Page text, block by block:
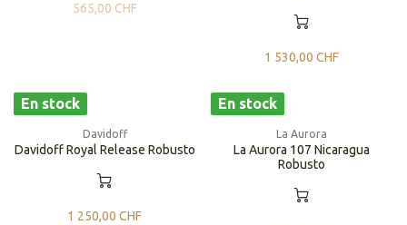
565,00 CHF
1 530,00 CHF
En stock
Davidoff
Davidoff Royal Release Robusto
1 250,00 CHF
En stock
La Aurora
La Aurora 107 Nicaragua
Robusto